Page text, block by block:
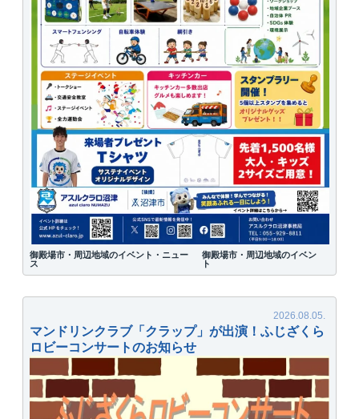
御殿場市・周辺地域のイベント・ニュー
ス
御殿場市・周辺地域のイベン
ト
マンドリンクラブ「クラップ」が出演！ふじざくら
ロビーコンサートのお知らせ